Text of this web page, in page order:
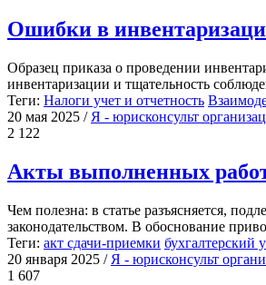
Ошибки в
Образец приказа о проведении
инвентаризации и тщательность
Теги: Налоги учет и отчетность
20 мая 2025 / Я - юрисконсульт
2 122
Акты выполненных работ
Чем полезна: в статье разъясняется,
законодательством. В обоснование
Теги: акт сдачи-приемки бухгалтерский
20 января 2025 / Я - юрисконсульт
1 607